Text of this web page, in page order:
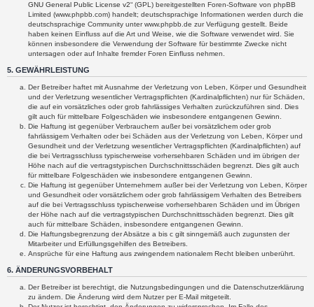
GNU General Public License v2“ (GPL) bereitgestellten Foren-Software von phpBB
Limited (www.phpbb.com) handelt; deutschsprachige Informationen werden durch die
deutschsprachige Community unter www.phpbb.de zur Verfügung gestellt. Beide
haben keinen Einfluss auf die Art und Weise, wie die Software verwendet wird. Sie
können insbesondere die Verwendung der Software für bestimmte Zwecke nicht
untersagen oder auf Inhalte fremder Foren Einfluss nehmen.
5. GEWÄHRLEISTUNG
Der Betreiber haftet mit Ausnahme der Verletzung von Leben, Körper und Gesundheit
und der Verletzung wesentlicher Vertragspflichten (Kardinalpflichten) nur für Schäden,
die auf ein vorsätzliches oder grob fahrlässiges Verhalten zurückzuführen sind. Dies
gilt auch für mittelbare Folgeschäden wie insbesondere entgangenen Gewinn.
Die Haftung ist gegenüber Verbrauchern außer bei vorsätzlichem oder grob
fahrlässigem Verhalten oder bei Schäden aus der Verletzung von Leben, Körper und
Gesundheit und der Verletzung wesentlicher Vertragspflichten (Kardinalpflichten) auf
die bei Vertragsschluss typischerweise vorhersehbaren Schäden und im übrigen der
Höhe nach auf die vertragstypischen Durchschnittsschäden begrenzt. Dies gilt auch
für mittelbare Folgeschäden wie insbesondere entgangenen Gewinn.
Die Haftung ist gegenüber Unternehmern außer bei der Verletzung von Leben, Körper
und Gesundheit oder vorsätzlichem oder grob fahrlässigem Verhalten des Betreibers
auf die bei Vertragsschluss typischerweise vorhersehbaren Schäden und im Übrigen
der Höhe nach auf die vertragstypischen Durchschnittsschäden begrenzt. Dies gilt
auch für mittelbare Schäden, insbesondere entgangenen Gewinn.
Die Haftungsbegrenzung der Absätze a bis c gilt sinngemäß auch zugunsten der
Mitarbeiter und Erfüllungsgehilfen des Betreibers.
Ansprüche für eine Haftung aus zwingendem nationalem Recht bleiben unberührt.
6. ÄNDERUNGSVORBEHALT
Der Betreiber ist berechtigt, die Nutzungsbedingungen und die Datenschutzerklärung
zu ändern. Die Änderung wird dem Nutzer per E-Mail mitgeteilt.